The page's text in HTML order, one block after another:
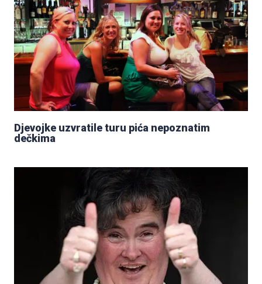
Djevojke uzvratile turu pića nepoznatim
dečkima